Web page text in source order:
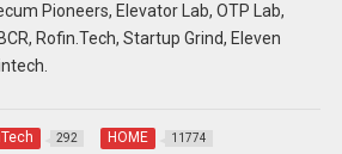
Pioneers, Elevator Lab, OTP Lab,
Rofin.Tech, Startup Grind, Eleven
292 HOME 11774